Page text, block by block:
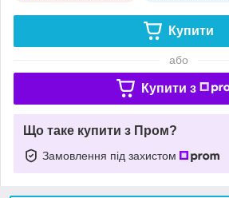
Купити
або
Купити з
Що таке купити з Пром?
Замовлення під захистом